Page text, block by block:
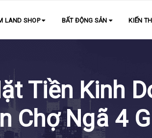
LAND SHOP BẤT ĐỘNG SẢN KIẾN
Tiền Kinh
Chợ Ngã 4